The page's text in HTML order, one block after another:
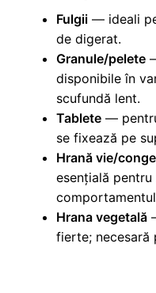
Fulgii— ideali
de digerat.
Granule/pelete
disponibile în
scufundă lent.
Tablete—
se fixează pe
Hrană vie/
esențială
Hrana vegetală
fierte; necesară